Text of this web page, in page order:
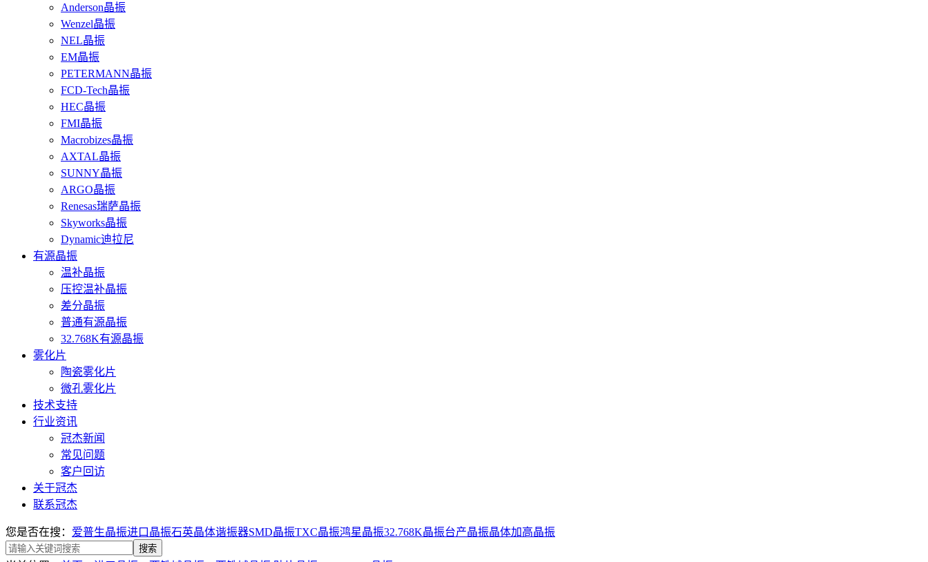
Anderson晶振
Wenzel晶振
NEL晶振
EM晶振
PETERMANN晶振
FCD-Tech晶振
HEC晶振
FMI晶振
Macrobizes晶振
AXTAL晶振
SUNNY晶振
ARGO晶振
Renesas瑞萨晶振
Skyworks晶振
Dynamic迪拉尼
有源晶振
温补晶振
压控温补晶振
差分晶振
普通有源晶振
32.768K有源晶振
雾化片
陶瓷雾化片
微孔雾化片
技术支持
行业资讯
冠杰新闻
常见问题
客户回访
关于冠杰
联系冠杰
您是否在搜： 爱普生晶振进口晶振石英晶体谐振器SMD晶振TXC晶振鸿星晶振32.768K晶振台产晶振晶体加高晶振